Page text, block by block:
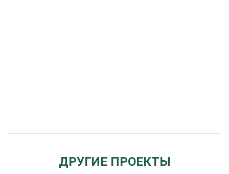
ДРУГИЕ ПРОЕКТЫ